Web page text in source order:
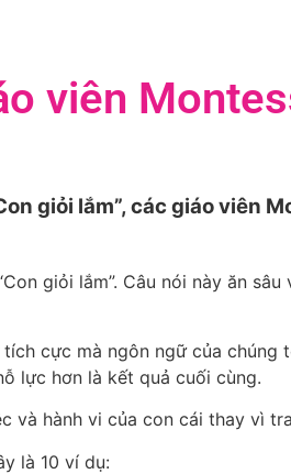
viên
giỏi lắm”, các giáo viên
giỏi lắm”. Câu nói này ăn
cực mà ngôn ngữ của
lực hơn là kết quả cuối cùng.
và hành vi của con cái thay vì
là 10 ví dụ: